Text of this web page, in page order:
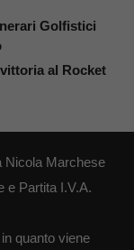
Golfistici
al Rocket
Nicola Marchese
e Partita I.V.A.
quanto viene